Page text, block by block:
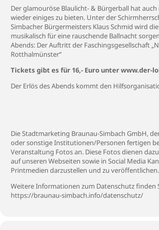
Der glamouröse Blaulicht- & Bürgerball hat auch
wieder einiges zu bieten. Unter der
Simbacher Bürgermeisters Klaus Schmid wird die
musikalisch für eine rauschende Ballnacht
Abends: Der Auftritt der Faschingsgesellschaft
Rotthalmünster“
Tickets gibt es für 16,- Euro unterwww.der-
Der Erlös des Abends kommt den
Die Stadtmarketing Braunau-Simbach GmbH,
oder sonstige Institutionen/Personen fertigen
Veranstaltung Fotos an. Diese Fotos dienen
auf unseren Webseiten sowie in Social Media
Printmedien darzustellen und zu veröffentlichen.
Weitere Informationen zum Datenschutz finden
https://braunau-simbach.info/datenschutz/